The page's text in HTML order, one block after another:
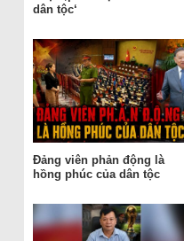
dân tộc‘
Đảng viên phản động là
hồng phúc của dân tộc